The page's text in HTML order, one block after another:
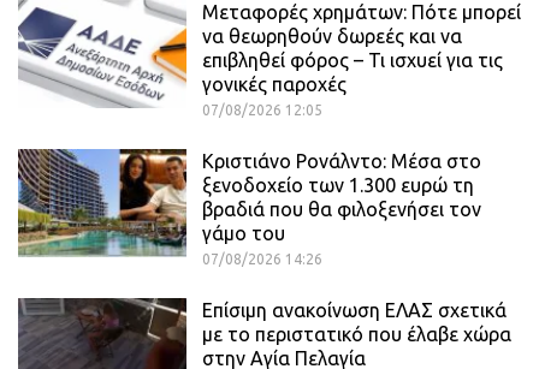
Μεταφορές χρημάτων: Πότε μπορεί
να θεωρηθούν δωρεές και να
επιβληθεί φόρος – Τι ισχυεί για τις
γονικές παροχές
07/08/2026 12:05
Κριστιάνο Ρονάλντο: Μέσα στο
ξενοδοχείο των 1.300 ευρώ τη
βραδιά που θα φιλοξενήσει τον
γάμο του
07/08/2026 14:26
Επίσιμη ανακοίνωση ΕΛΑΣ σχετικά
με το περιστατικό που έλαβε χώρα
στην Αγία Πελαγία